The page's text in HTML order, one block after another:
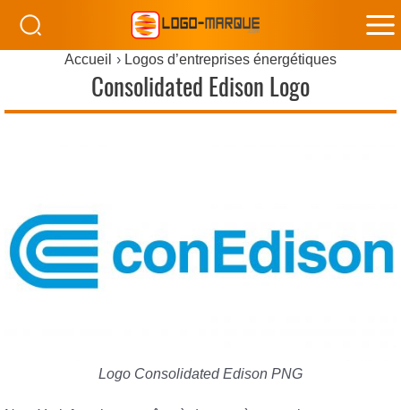
Accueil Logos d’entreprises énergétiques
Consolidated Edison Logo
Logo Consolidated Edison PNG